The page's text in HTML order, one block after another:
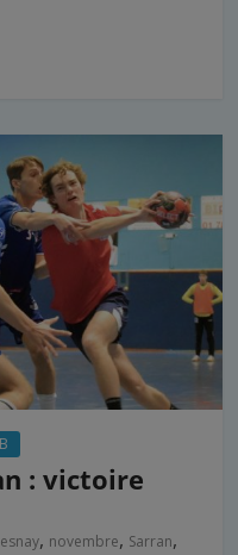
: victoire
, novembre, Sarran,